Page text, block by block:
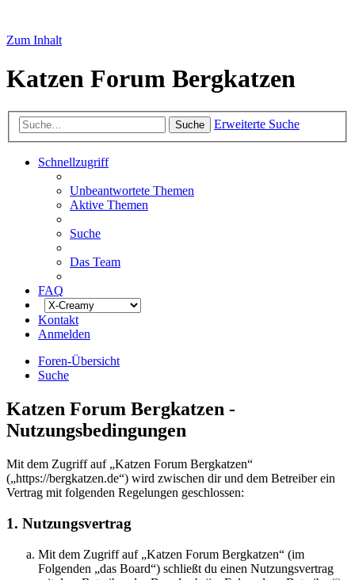
Zum Inhalt
Katzen Forum Bergkatzen
Suche Erweiterte Suche
Schnellzugriff
Unbeantwortete Themen
Aktive Themen
Suche
Das Team
FAQ
Kontakt
Anmelden
Foren-Übersicht
Suche
Katzen Forum Bergkatzen -
Nutzungsbedingungen
Mit dem Zugriff auf „Katzen Forum Bergkatzen“
(„https://bergkatzen.de“) wird zwischen dir und dem Betreiber ein
Vertrag mit folgenden Regelungen geschlossen:
1. Nutzungsvertrag
Mit dem Zugriff auf „Katzen Forum Bergkatzen“ (im
Folgenden „das Board“) schließt du einen Nutzungsvertrag